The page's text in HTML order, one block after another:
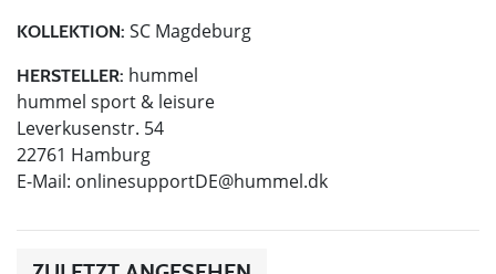
KOLLEKTION: SC Magdeburg
HERSTELLER: hummel
hummel sport & leisure
Leverkusenstr. 54
22761 Hamburg
E-Mail: onlinesupportDE@hummel.dk